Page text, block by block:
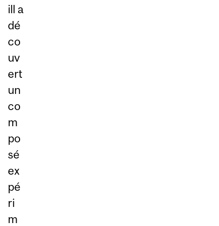
ill a
dé
co
uv
ert
un
co
m
po
sé
ex
pé
ri
m